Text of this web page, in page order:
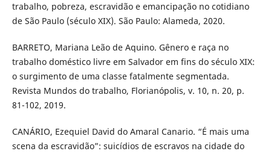
trabalho, pobreza, escravidão e emancipação no cotidiano
de São Paulo (século XIX). São Paulo: Alameda, 2020.
BARRETO, Mariana Leão de Aquino. Gênero e raça no
trabalho doméstico livre em Salvador em fins do século XIX:
o surgimento de uma classe fatalmente segmentada.
Revista Mundos do trabalho, Florianópolis, v. 10, n. 20, p.
81-102, 2019.
CANÁRIO, Ezequiel David do Amaral Canario. “É mais uma
scena da escravidão”: suicídios de escravos na cidade do